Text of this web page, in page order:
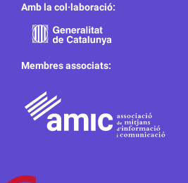
Amb la col·laboració:
Membres associats: